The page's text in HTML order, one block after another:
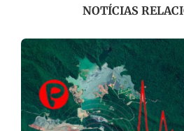
NOTÍCIAS